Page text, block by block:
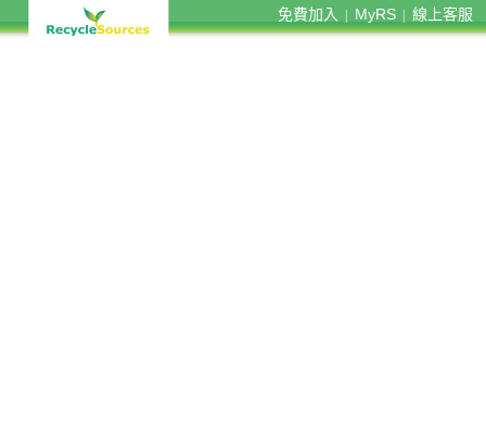
免費加入 MyRS 線上客服